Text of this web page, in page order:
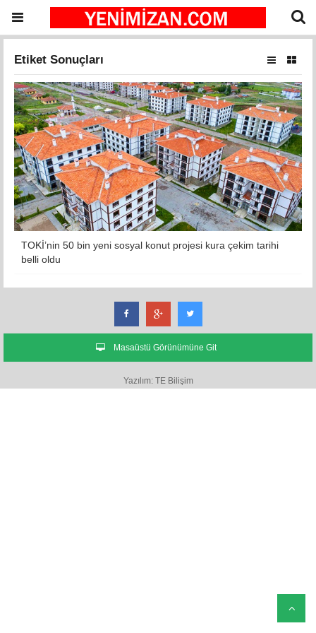
Etiket Sonuçları
TOKİ’nin 50 bin yeni sosyal konut projesi kura çekim tarihi
belli oldu
Masaüstü Görünümüne Git
Yazılım: TE Bilişim